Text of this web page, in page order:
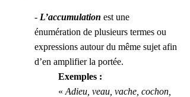
- L’accumulation est une
énumération de plusieurs termes ou
expressions autour du même sujet afin
d’en amplifier la portée.
Exemples :
« Adieu, veau, vache, cochon,